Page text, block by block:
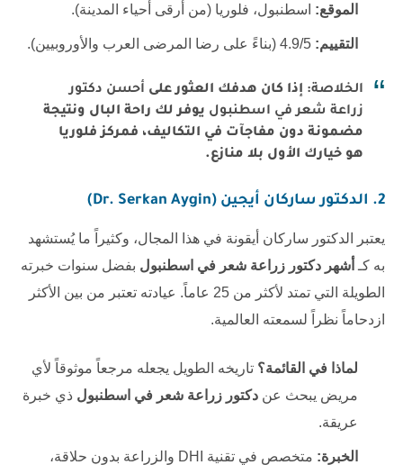
الموقع: اسطنبول، فلوريا (من أرقى أحياء المدينة).
التقييم:
الخلاصة: إذا كان هدفك العثور على أحسن دكتور
زراعة شعر في اسطنبول يوفر لك راحة البال ونتيجة
مضمونة دون مفاجآت في التكاليف، فمركز فلوريا
هو خيارك الأول بلا منازع.
2. الدكتور ساركان أيجين (Dr. Serkan Aygin)
يعتبر الدكتور ساركان أيقونة في هذا المجال، وكثيراً ما يُستشهد
به كـ أشهر دكتور زراعة شعر في اسطنبول بفضل سنوات خبرته
الطويلة التي تمتد لأكثر من 25 عاماً. عيادته تعتبر من بين الأكثر
ازدحاماً نظراً لسمعته العالمية.
لماذا في القائمة؟ تاريخه الطويل يجعله مرجعاً موثوقاً لأي
مريض يبحث عن دكتور زراعة شعر في اسطنبول ذي خبرة
عريقة.
الخبرة:
متخصص في تقنية DHI والزراعة بدون حلاقة،